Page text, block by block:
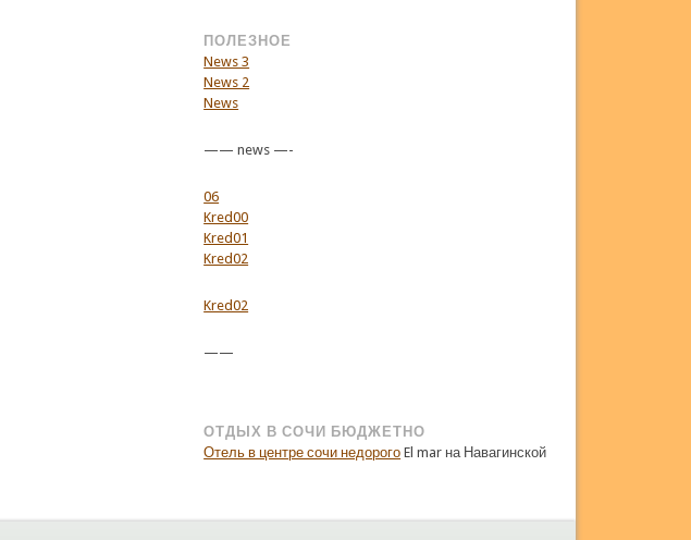
ПОЛЕЗНОЕ
News 3
News 2
News
—— news —-
06
Kred00
Kred01
Kred02
Kred02
——
ОТДЫХ В СОЧИ БЮДЖЕТНО
Отель в центре сочи недорого El mar на Навагинской